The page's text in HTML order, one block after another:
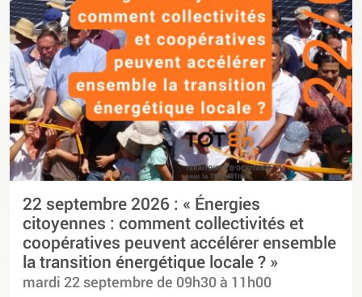
22 septembre 2026 : « Énergies
citoyennes : comment collectivités et
coopératives peuvent accélérer ensemble
la transition énergétique locale ? »
mardi 22 septembre de 09h30 à 11h00